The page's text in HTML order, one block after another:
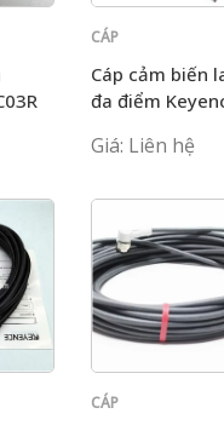
CÁP
Cáp cảm biến
đa điểm
Giá: Liên hệ
CÁP